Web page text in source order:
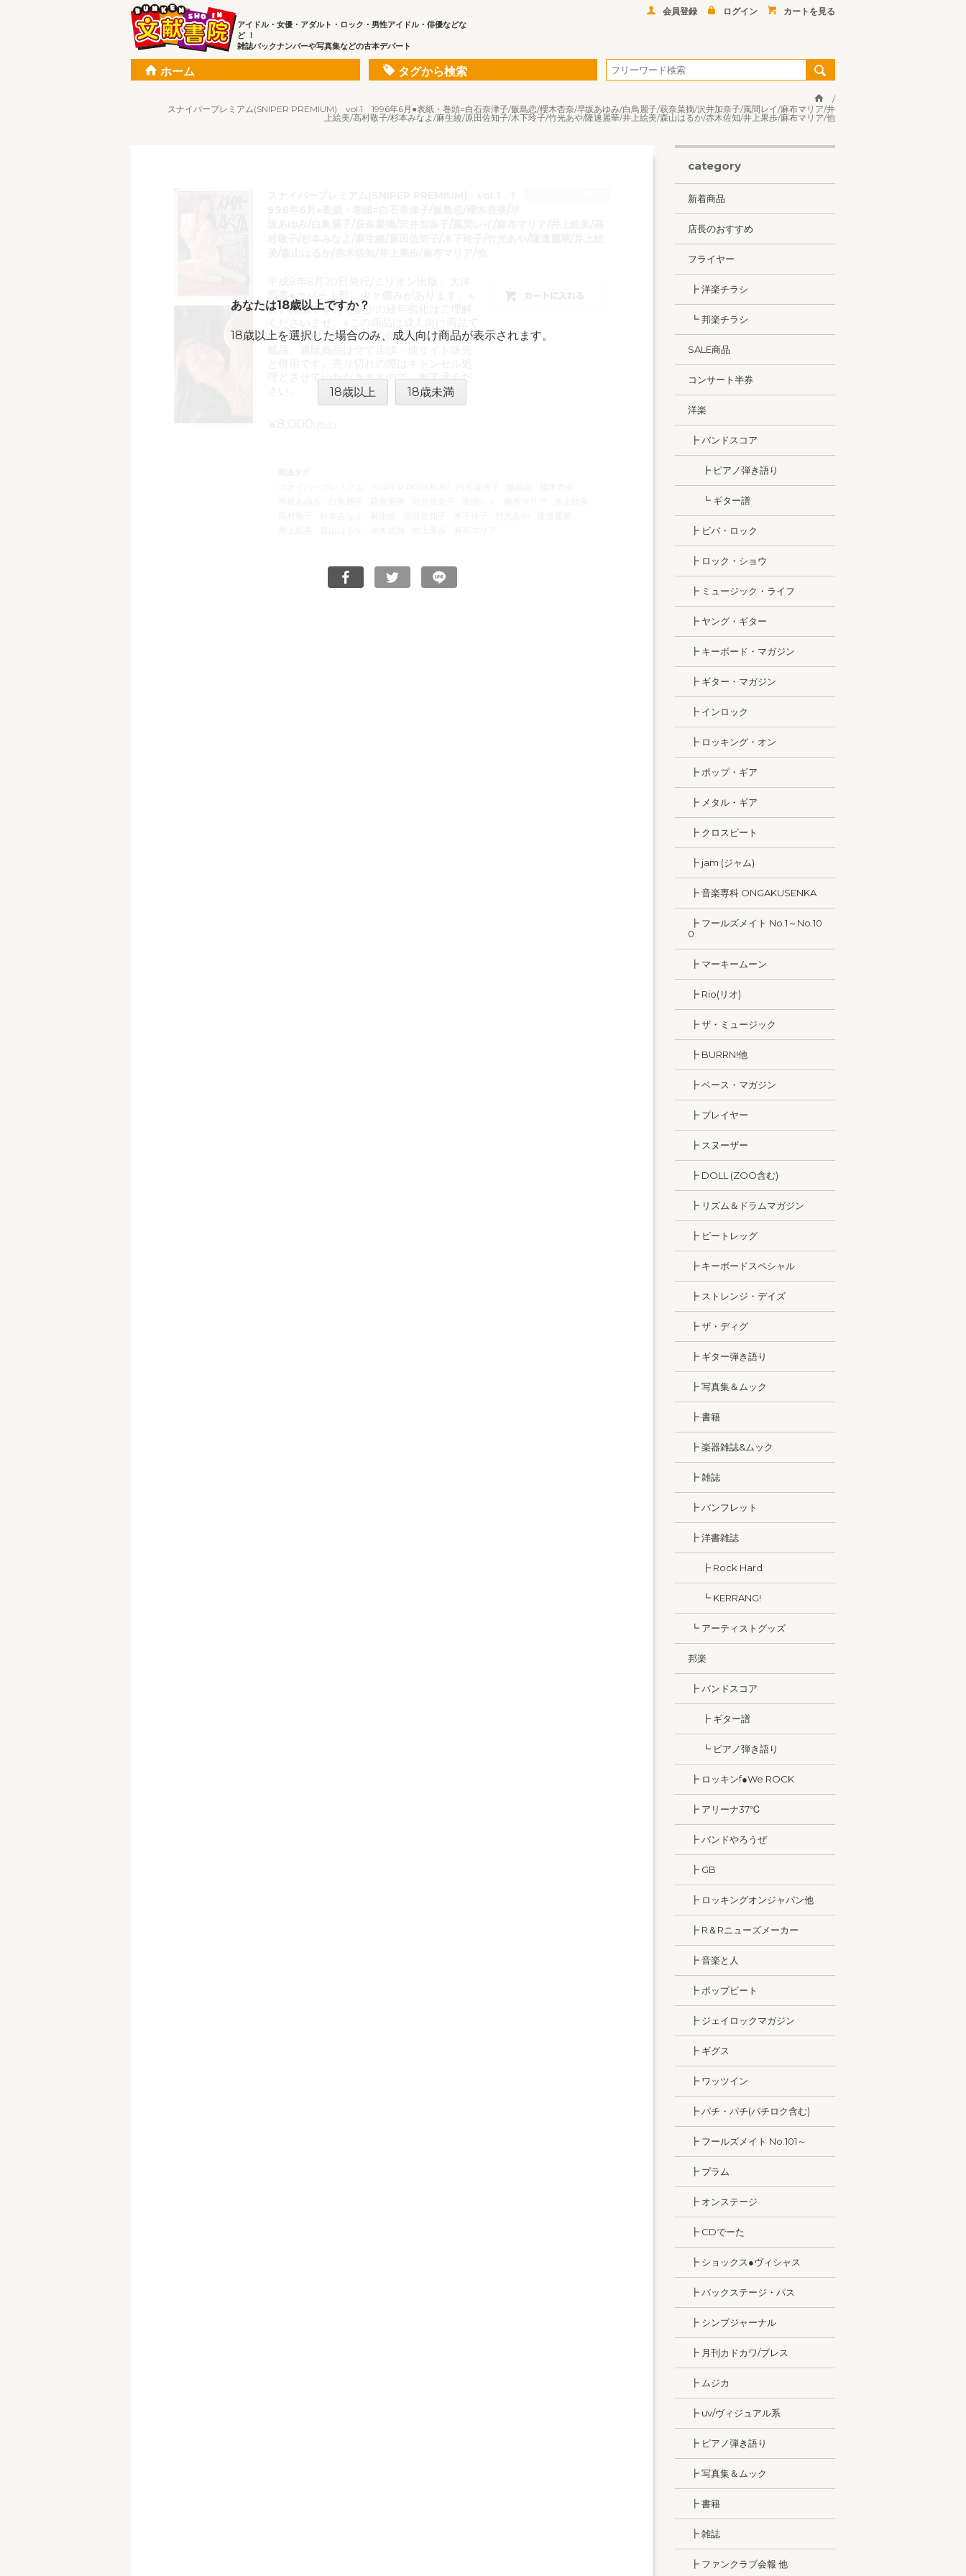
アイドル・女優・アダルト・ロック・男性アイドル・俳優などな
ど ！
雑誌バックナンバーや写真集などの古本デパート
会員登録 ログイン カートを見る
ホーム タグから検索
スナイパープレミアム(SNIPER PREMIUM) vol.1 1996年6月●表紙・巻頭=白石奈津子/飯島恋/櫻木杏奈/早坂あゆみ/白鳥麗子/萩奈菜摘/沢井加奈子/風間レイ/麻布マリア/井
上絵美/高村敬子/杉本みなよ/麻生綾/原田佐知子/木下玲子/竹光あや/隆速麗華/井上絵美/森山はるか/赤木佐知/井上果歩/麻布マリア/他
古い雑誌ですので多少の経年劣化はご理解
す。18歳以上の方のみご購入できます。※掲
理とさせていただきますので、御了承くだ
あなたは18歳以上ですか？
18歳以上を選択した場合のみ、成人向け商品が表示されます。
18歳以上 18歳未満
category
新着商品
店長のおすすめ
フライヤー
┣ 洋楽チラシ
┗ 邦楽チラシ
SALE商品
コンサート半券
洋楽
┣ バンドスコア
┣ ピアノ弾き語り
┗ ギター譜
┣ ビバ・ロック
┣ ロック・ショウ
┣ ミュージック・ライフ
┣ ヤング・ギター
┣ キーボード・マガジン
┣ ギター・マガジン
┣ インロック
┣ ロッキング・オン
┣ ポップ・ギア
┣ メタル・ギア
┣ クロスビート
┣ jam (ジャム)
┣ 音楽専科 ONGAKUSENKA
┣ フールズメイト No.1～No.10
0
┣ マーキームーン
┣ Rio(リオ)
┣ ザ・ミュージック
┣ BURRN!他
┣ ベース・マガジン
┣ プレイヤー
┣ スヌーザー
┣ DOLL (ZOO含む)
┣ リズム＆ドラムマガジン
┣ ビートレッグ
┣ キーボードスペシャル
┣ ストレンジ・デイズ
┣ ザ・ディグ
┣ ギター弾き語り
┣ 写真集＆ムック
┣ 書籍
┣ 楽器雑誌&ムック
┣ 雑誌
┣ パンフレット
┣ 洋書雑誌
┣ Rock Hard
┗ KERRANG!
┗ アーティストグッズ
邦楽
┣ バンドスコア
┣ ギター譜
┗ ピアノ弾き語り
┣ ロッキンf●We ROCK
┣ アリーナ37℃
┣ バンドやろうぜ
┣ GB
┣ ロッキングオンジャパン他
┣ R＆Rニューズメーカー
┣ 音楽と人
┣ ポップビート
┣ ジェイロックマガジン
┣ ギグス
┣ ワッツイン
┣ パチ・パチ(パチロク含む)
┣ フールズメイト No.101～
┣ プラム
┣ オンステージ
┣ CDでーた
┣ ショックス●ヴィシャス
┣ バックステージ・パス
┣ シンプジャーナル
┣ 月刊カドカワ/ブレス
┣ ムジカ
┣ uv/ヴィジュアル系
┣ ピアノ弾き語り
┣ 写真集＆ムック
┣ 書籍
┣ 雑誌
┣ ファンクラブ会報 他